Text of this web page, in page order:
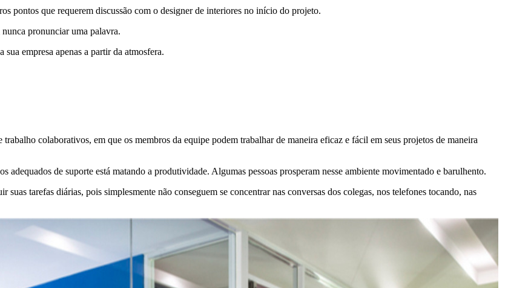
pontos que requerem discussão com o designer de interiores no início do projeto.
pronunciar uma palavra.
empresa apenas a partir da atmosfera.
colaborativos, em que os membros da equipe podem trabalhar de maneira eficaz e fácil em seus projetos de maneira
adequados de suporte está matando a produtividade. Algumas pessoas prosperam nesse ambiente movimentado e barulhento.
tarefas diárias, pois simplesmente não conseguem se concentrar nas conversas dos colegas, nos telefones tocando, nas